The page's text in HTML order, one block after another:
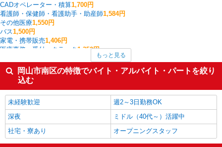
CADオペレーター・積算1,700円
看護師・保健師・看護助手・助産師1,584円
その他医療1,550円
バス1,500円
家電・携帯販売1,406円
医療事務・受付・クラーク1,350円
介護職・ヘルパー1,341円
フォークリフト1,306円
建設作業・施工
岡山市南区の他の職種の平均時給を見る
もっと見る
岡山市南区の特徴でバイト・アルバイト・パートを絞り
込む
未経験歓迎
週2～3日勤務OK
深夜
ミドル（40代～）活躍中
社宅・寮あり
オープニングスタッフ